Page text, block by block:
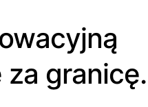
za granicę.